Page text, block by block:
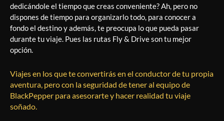
dedicándole el tiempo que creas conveniente? Ah, pero no
dispones de tiempo para organizarlo todo, para conocer a
fondo el destino y además, te preocupa lo que pueda pasar
durante tu viaje. Pues las rutas Fly & Drive son tu mejor
opción.
Viajes en los que te convertirás en el conductor de tu propia
aventura, pero con la seguridad de tener al equipo de
BlackPepper para asesorarte y hacer realidad tu viaje
soñado.